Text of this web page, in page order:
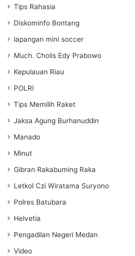
Tips Rahasia
Diskominfo Bontang
lapangan mini soccer
Much. Cholis Edy Prabowo
Kepulauan Riau
POLRI
Tips Memilih Raket
Jaksa Agung Burhanuddin
Manado
Minut
Gibran Rakabuming Raka
Letkol Czi Wiratama Suryono
Polres Batubara
Helvetia
Pengadilan Negeri Medan
Video